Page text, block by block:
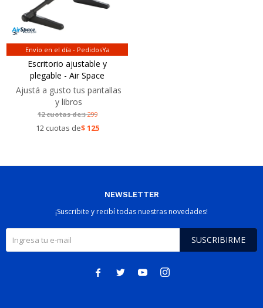
Envío en el día - PedidosYa
Escritorio ajustable y
plegable - Air Space
Ajustá a gusto tus pantallas
y libros
12 cuotas de:$299
12 cuotas de$125
NEWSLETTER
¡Suscribite y recibí todas nuestras novedades!
SUSCRIBIRME
   